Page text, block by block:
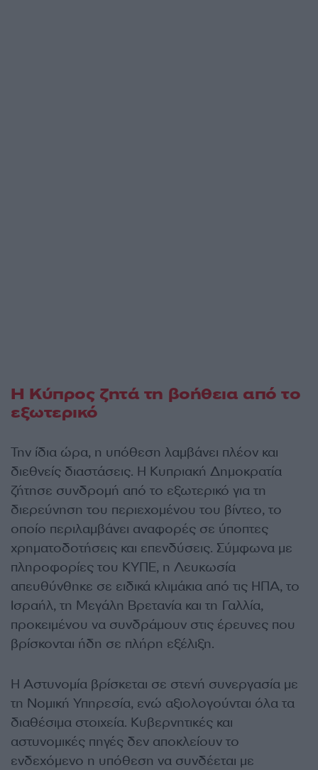
Η Κύπρος ζητά τη βοήθεια από το
εξωτερικό
Την ίδια ώρα, η υπόθεση λαμβάνει πλέον και
διεθνείς διαστάσεις. Η Κυπριακή Δημοκρατία
ζήτησε συνδρομή από το εξωτερικό για τη
διερεύνηση του περιεχομένου του βίντεο, το
οποίο περιλαμβάνει αναφορές σε ύποπτες
χρηματοδοτήσεις και επενδύσεις. Σύμφωνα με
πληροφορίες του ΚΥΠΕ, η Λευκωσία
απευθύνθηκε σε ειδικά κλιμάκια από τις ΗΠΑ, το
Ισραήλ, τη Μεγάλη Βρετανία και τη Γαλλία,
προκειμένου να συνδράμουν στις έρευνες που
βρίσκονται ήδη σε πλήρη εξέλιξη.
Η Αστυνομία βρίσκεται σε στενή συνεργασία με
τη Νομική Υπηρεσία, ενώ αξιολογούνται όλα τα
διαθέσιμα στοιχεία. Κυβερνητικές και
αστυνομικές πηγές δεν αποκλείουν το
ενδεχόμενο η υπόθεση να συνδέεται με